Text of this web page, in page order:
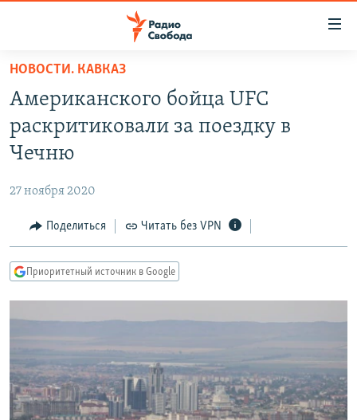
упрощенного
доступа
основному
Вернутся
Вернутся
поиску
ПОДКАСТЫ
АВТОРСКИЕ ПРОЕКТЫ
МНЕНИЯ
КУЛЬТУРА
КАВКАЗ.РЕАЛИИ
РАСПИСАНИЕ ВЕЩАНИЯ
ПОДПИШИТЕСЬ НА РАССЫЛКУ
НОВОСТИ. КАВКАЗ
Американского бойца UFC
раскритиковали за поездку в
Чечню
27 ноября 2020
Поделиться Читать без VPN
Приоритетный источник в Google